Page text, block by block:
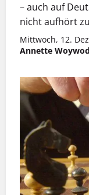
– auch auf
nicht aufhört
Mittwoch, 12.
Annette